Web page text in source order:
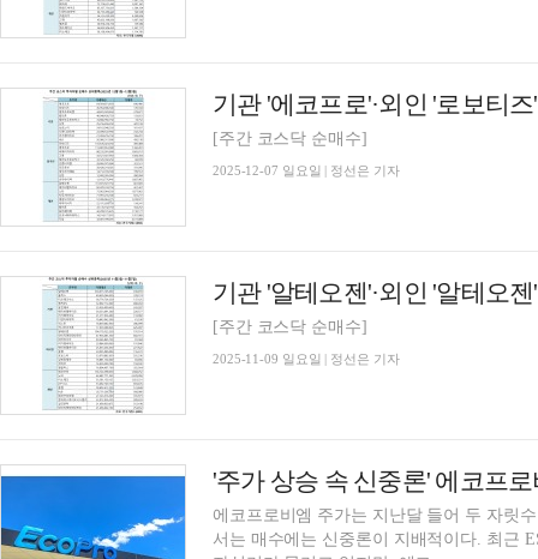
[주간 코스닥 순매수]
2025-12-07 일요일 | 정선은 기자
[주간 코스닥 순매수]
2025-11-09 일요일 | 정선은 기자
에코프로비엠 주가는 지난달 들어 두 자릿
서는 매수에는 신중론이 지배적이다. 최근